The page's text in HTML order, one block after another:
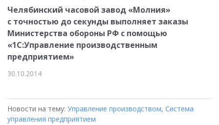
Челябинский часовой завод «Молния»
с точностью до секунды выполняет заказы
Министерства обороны РФ с помощью
«1С:Управление производственным
предприятием»
30.10.2014
Новости на тему: Управление производством, Система
управления предприятием